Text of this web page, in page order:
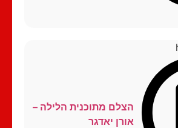
הצלם מתוכנית הלילה –
אורן יאדגר